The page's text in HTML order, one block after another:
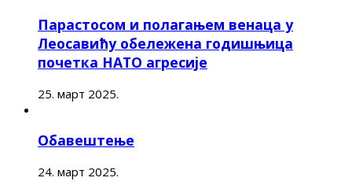
Парастосом и полагањем венаца у
Леосавићу обележена годишњица
почетка НАТО агресије
25. март 2025.
Обавештење
24. март 2025.